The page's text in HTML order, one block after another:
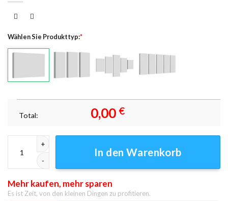
Wählen Sie Produkttyp:*
Total: 0,00 €
In den Warenkorb
Mehr kaufen, mehr sparen
Es ist Zeit, von den kleinen Dingen zu profitieren.